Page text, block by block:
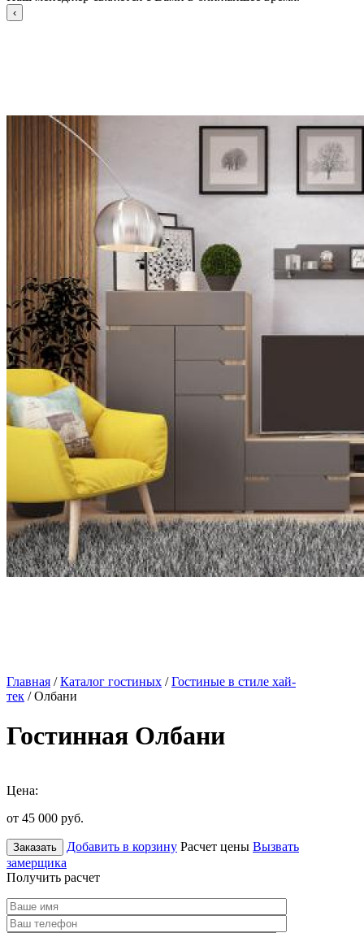
Главная /Каталог гостиных /Гостиные в стиле хай-
тек / Олбани
Гостинная Олбани
Цена:
от 45 000 руб.
Заказать Добавить в корзину Расчет цены Вызвать
замерщика
Получить расчет